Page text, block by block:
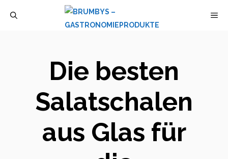
Die besten
Salatschalen
aus Glas für